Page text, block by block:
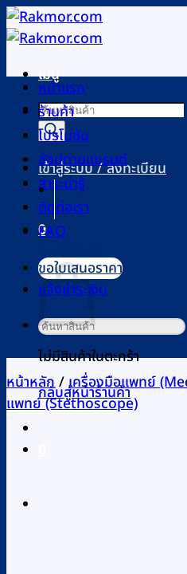
ข้าม
ไป
เนื้อหาเมนู
Products
search
เข้าสู่ระบบ / ลงทะเบียน
0
ไม่มีสินค้าในตะกร้า
กลับสู่หน้าร้านค้า
หน้าแรก
ร้านค้า
โปรโมชัน
ช้อปตามแบรนด์
สาระน่ารู้
ติดต่อเรา
FAQ
ขอใบเสนอราคา
แจ้งชำระเงิน
ค้นหา:
หน้าหลัก/เครื่องมือแพทย์
แพทย์ (Stethoscope)